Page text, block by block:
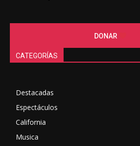
DONAR
CATEGORÍAS
Destacadas
Espectáculos
California
Musica